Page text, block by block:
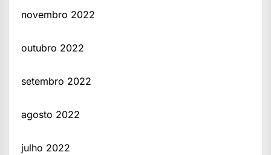
novembro 2022
outubro 2022
setembro 2022
agosto 2022
julho 2022